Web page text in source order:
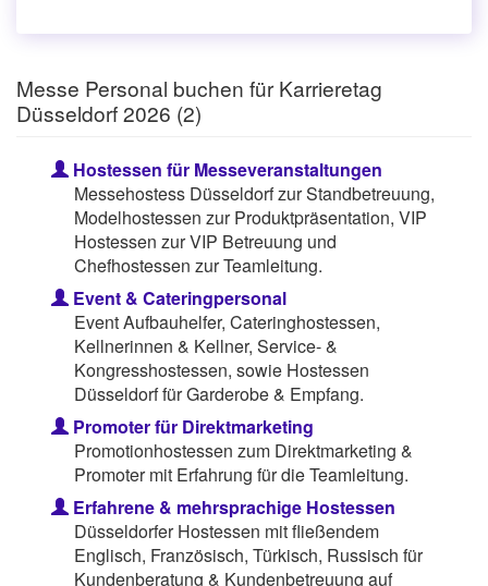
Messe Personal buchen für Karrieretag
Düsseldorf 2026 (2)
Hostessen für Messeveranstaltungen
Messehostess Düsseldorf zur Standbetreuung,
Modelhostessen zur Produktpräsentation, VIP
Hostessen zur VIP Betreuung und
Chefhostessen zur Teamleitung.
Event & Cateringpersonal
Event Aufbauhelfer, Cateringhostessen,
Kellnerinnen & Kellner, Service- &
Kongresshostessen, sowie Hostessen
Düsseldorf für Garderobe & Empfang.
Promoter für Direktmarketing
Promotionhostessen zum Direktmarketing &
Promoter mit Erfahrung für die Teamleitung.
Erfahrene & mehrsprachige Hostessen
Düsseldorfer Hostessen mit fließendem
Englisch, Französisch, Türkisch, Russisch für
Kundenberatung & Kundenbetreuung auf